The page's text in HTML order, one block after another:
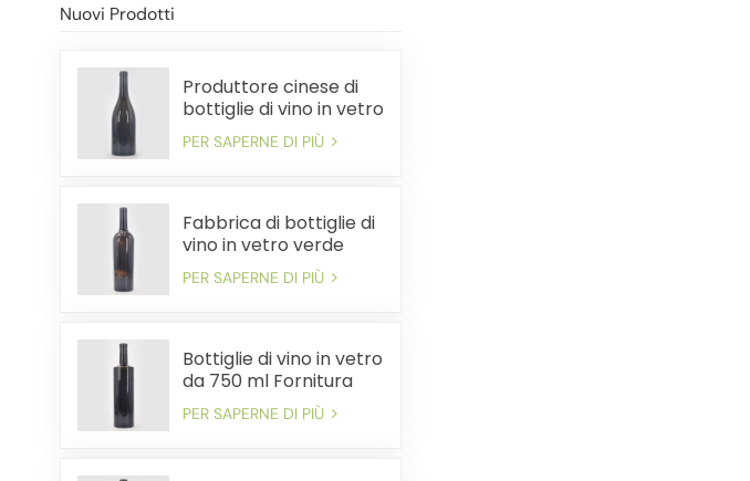
Nuovi Prodotti
Produttore cinese di
bottiglie di vino in vetro
pesante da 750 ml
PER SAPERNE DI PIÙ
Fabbrica di bottiglie di
vino in vetro verde
antico premium da
750 ml
PER SAPERNE DI PIÙ
Bottiglie di vino in vetro
da 750 ml Fornitura
all'ingrosso Spedizione
veloce conveniente
PER SAPERNE DI PIÙ